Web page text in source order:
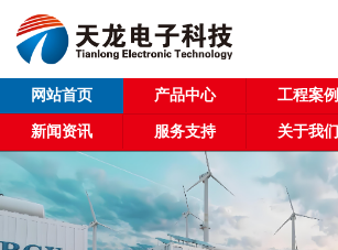
网站首页 产品中心 工程案例
新闻资讯 服务支持 关于我们